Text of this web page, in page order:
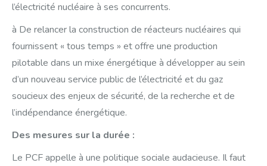
l’électricité nucléaire à ses concurrents.
à De relancer la construction de réacteurs nucléaires qui
fournissent « tous temps » et offre une production
pilotable dans un mixe énergétique à développer au sein
d’un nouveau service public de l’électricité et du gaz
soucieux des enjeux de sécurité, de la recherche et de
l’indépendance énergétique.
Des mesures sur la durée :
Le PCF appelle à une politique sociale audacieuse. Il faut